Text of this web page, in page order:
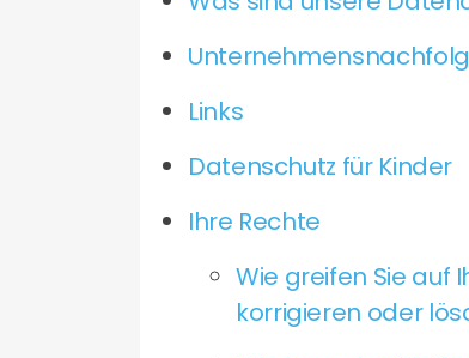
Links
Datenschutz für Kinder
Ihre Rechte
Wie greifen Sie auf
korrigieren oder